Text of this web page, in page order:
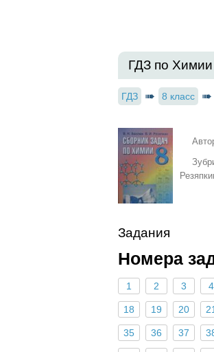
ГДЗ по
ГДЗ 8 класс
Задания
Номера
1 2 3 4
18 19 20 21
35 36 37